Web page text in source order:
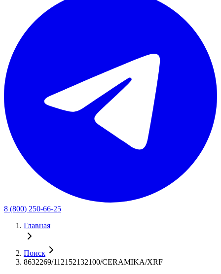
8 (800) 250-66-25
Главная
Поиск
8632269/112152132100/CERAMIKA/XRF